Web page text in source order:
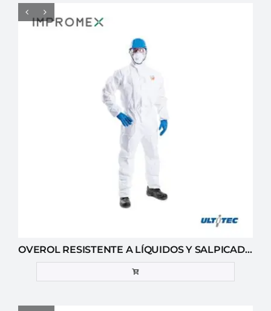
OVEROL RESISTENTE A LÍQUIDOS Y SALPICADURAS DE ACEITE ULTITEC